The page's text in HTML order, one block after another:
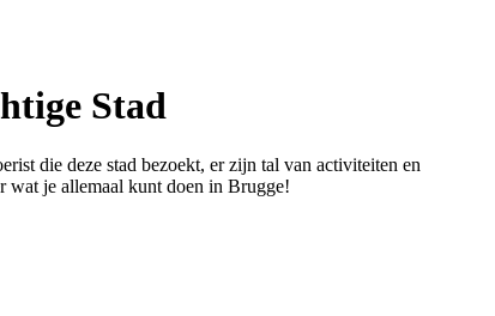
Stad
die deze stad bezoekt, er zijn tal van activiteiten en
wat je allemaal kunt doen in Brugge!